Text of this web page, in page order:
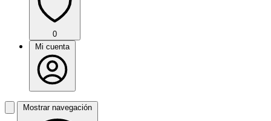
0
Mi cuenta
Mostrar navegación